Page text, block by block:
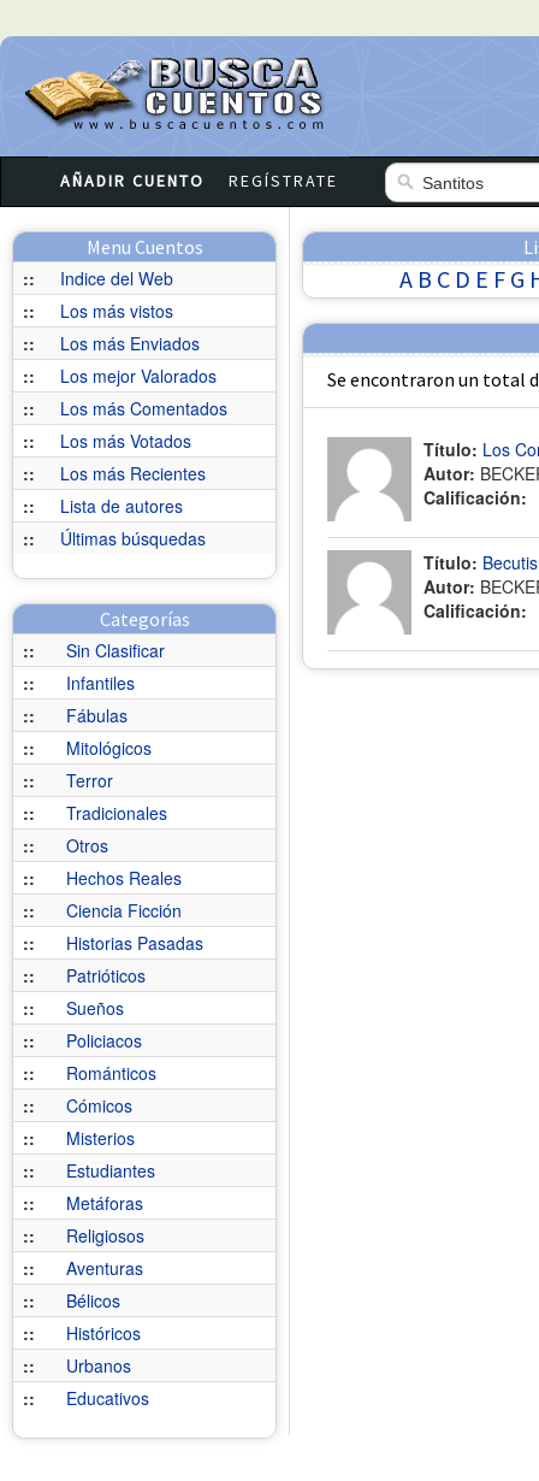
AÑADIR CUENTO REGÍSTRATE
Menu Cuentos
::
Indice del Web
::
Los más vistos
::
Los más Enviados
::
Los mejor Valorados
::
Los más Comentados
::
Los más Votados
::
Los más Recientes
::
Lista de autores
::
Últimas búsquedas
Categorías
::
Sin Clasificar
::
Infantiles
::
Fábulas
::
Mitológicos
::
Terror
::
Tradicionales
::
Otros
::
Hechos Reales
::
Ciencia Ficción
::
Historias Pasadas
::
Patrióticos
::
Sueños
::
Policiacos
::
Románticos
::
Cómicos
::
Misterios
::
Estudiantes
::
Metáforas
::
Religiosos
::
Aventuras
::
Bélicos
::
Históricos
::
Urbanos
::
Educativos
A B C D E F G
Se encontraron un total
Título: Los
Autor:
Calificación:
Título:
Autor:
Calificación: